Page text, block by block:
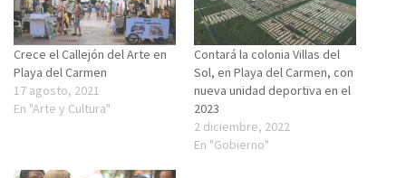
Crece el Callejón del Arte en
Playa del Carmen
17 agosto, 2021
En "Arte y Cultura"
Contará la colonia Villas del
Sol, en Playa del Carmen, con
nueva unidad deportiva en el
2023
2 diciembre, 2022
En "Gobierno"